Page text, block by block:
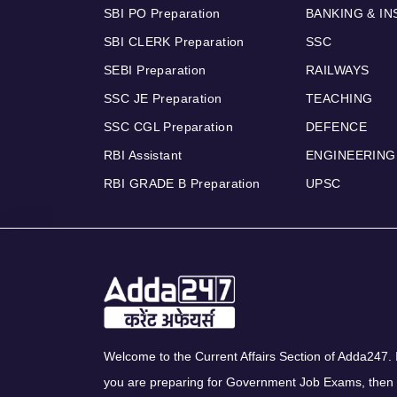
SBI PO Preparation
SBI CLERK Preparation
SEBI Preparation
SSC JE Preparation
SSC CGL Preparation
RBI Assistant
RBI GRADE B Preparation
BANKING &
SSC
RAILWAYS
TEACHING
DEFENCE
ENGINEERING
UPSC
Welcome to the Current Affairs Section of Adda247.
you are preparing for Government Job Exams, then